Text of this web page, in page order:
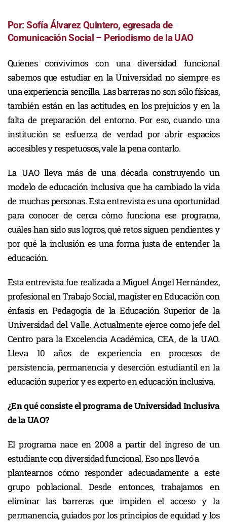
Por:Sofía Álvarez Quintero, egresada de
Comunicación Social – Periodismo de la UAO
Quienes convivimos con una diversidad funcional
sabemos que estudiar en la Universidad no siempre es
una experiencia sencilla. Las barreras no son sólo físicas,
también están en las actitudes, en los prejuicios y en la
falta de preparación del entorno. Por eso, cuando una
institución se esfuerza de verdad por abrir espacios
accesibles y respetuosos, vale la pena contarlo.
La UAO lleva más de una década construyendo un
modelo de educación inclusiva que ha cambiado la vida
de muchas personas. Esta entrevista es una oportunidad
para conocer de cerca cómo funciona ese programa,
cuáles han sido sus logros, qué retos siguen pendientes y
por qué la inclusión es una forma justa de entender la
educación.
Esta entrevista fue realizada a Miguel Ángel Hernández,
profesional en Trabajo Social, magíster en Educación con
énfasis en Pedagogía de la Educación Superior de la
Universidad del Valle. Actualmente ejerce como jefe del
Centro para la Excelencia Académica, CEA, de la UAO.
Lleva 10 años de experiencia en procesos de
persistencia, permanencia y deserción estudiantil en la
educación superior y es experto en educación inclusiva.
¿En qué consiste el programa de Universidad Inclusiva
de la UAO?
El programa nace en 2008 a partir del ingreso de un
estudiante con diversidad funcional. Eso nos llevó a
plantearnos cómo responder adecuadamente a este
grupo poblacional. Desde entonces, trabajamos en
eliminar las barreras que impiden el acceso y la
permanencia, guiados por los principios de equidad y los